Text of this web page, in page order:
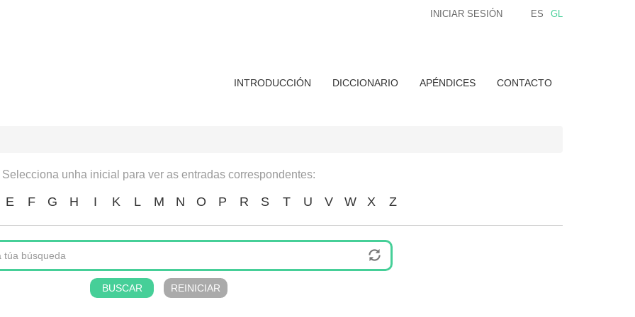
ES GL
INICIAR SESIÓN
INTRODUCCIÓN DICCIONARIO APÉNDICES CONTACTO
Selecciona unha inicial para ver as entradas correspondentes:
E F G H I K L M N O P R S T U V W X Z